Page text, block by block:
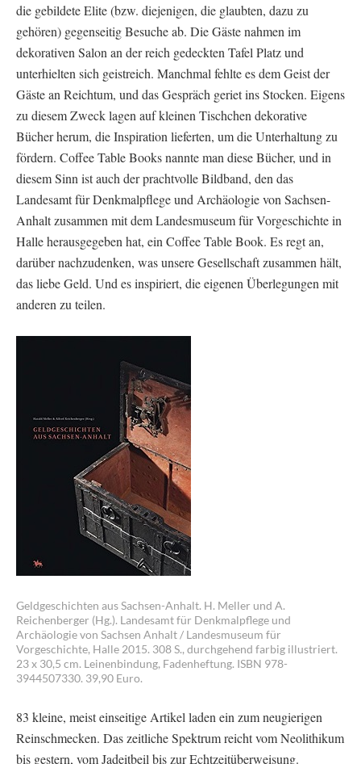
die gebildete Elite (bzw. diejenigen, die glaubten, dazu zu
gehören) gegenseitig Besuche ab. Die Gäste nahmen im
dekorativen Salon an der reich gedeckten Tafel Platz und
unterhielten sich geistreich. Manchmal fehlte es dem Geist der
Gäste an Reichtum, und das Gespräch geriet ins Stocken. Eigens
zu diesem Zweck lagen auf kleinen Tischchen dekorative
Bücher herum, die Inspiration lieferten, um die Unterhaltung zu
fördern. Coffee Table Books nannte man diese Bücher, und in
diesem Sinn ist auch der prachtvolle Bildband, den das
Landesamt für Denkmalpflege und Archäologie von Sachsen-
Anhalt zusammen mit dem Landesmuseum für Vorgeschichte in
Halle herausgegeben hat, ein Coffee Table Book. Es regt an,
darüber nachzudenken, was unsere Gesellschaft zusammen hält,
das liebe Geld. Und es inspiriert, die eigenen Überlegungen mit
anderen zu teilen.
Geldgeschichten aus Sachsen-Anhalt. H. Meller und A.
Reichenberger (Hg.). Landesamt für Denkmalpflege und
Archäologie von Sachsen Anhalt / Landesmuseum für
Vorgeschichte, Halle 2015. 308 S., durchgehend farbig illustriert.
23 x 30,5 cm. Leinenbindung, Fadenheftung. ISBN 978-
3944507330. 39,90 Euro.
83 kleine, meist einseitige Artikel laden ein zum neugierigen
Reinschmecken. Das zeitliche Spektrum reicht vom Neolithikum
bis gestern, vom Jadeitbeil bis zur Echtzeitüberweisung.